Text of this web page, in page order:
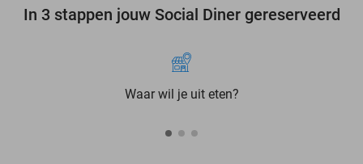
In 3 stappen jouw Social Diner gereserveerd
Waar wil je uit eten?